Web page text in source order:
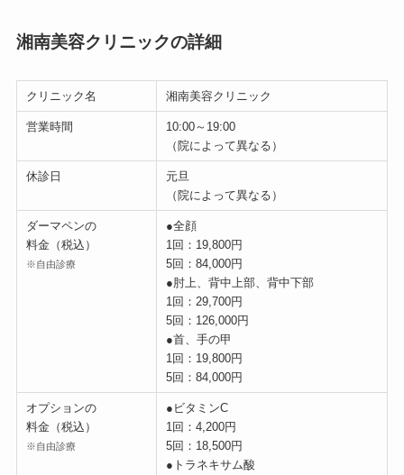
湘南美容クリニックの詳細
クリニック名 湘南美容クリニック
営業時間
10:00～19:00
（院によって異なる）
休診日
元旦
（院によって異なる）
ダーマペンの
料金（税込）
※自由診療
●全顔
1回：19,800円
5回：84,000円
●肘上、背中上部、背中下部
1回：29,700円
5回：126,000円
●首、手の甲
1回：19,800円
5回：84,000円
オプションの
料金（税込）
※自由診療
●ビタミンC
1回：4,200円
5回：18,500円
●トラネキサム酸